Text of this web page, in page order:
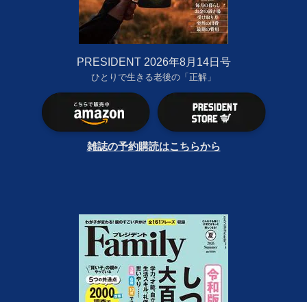
PRESIDENT 2026年8月14日号
ひとりで生きる老後の「正解」
雑誌の予約購読はこちらから